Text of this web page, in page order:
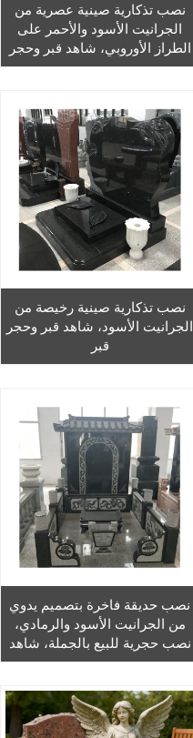
نصب تذكارية صينية عصرية من
الجرانيت الأسود والأحمر على
الطراز الأوروبي، شاهد قبر وحجر
قبر
نصب تذكارية صينية رخيصة من
الجرانيت الأسود، شاهد قبر وحجر
قبر
نصب حديقة فاخرة بتصميم يدوي
من الجرانيت الأسود والرمادي،
نصب حجرية للبيع بالجملة، شاهد
قبر، نصب تذكاري